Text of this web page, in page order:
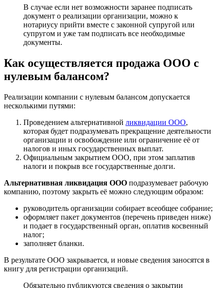
В случае если нет возможности заранее подписать
документ о реализации организации, можно к
нотариусу прийти вместе с законной супругой или
супругом и уже там подписать все необходимые
документы.
Как осуществляется продажа ООО с
нулевым балансом?
Реализации компании с нулевым балансом допускается
несколькими путями:
Проведением альтернативной ликвидации ООО,
которая будет подразумевать прекращение деятельности
организации и освобождение или ограничение её от
налогов и иных государственных выплат.
Официальным закрытием ООО, при этом заплатив
налоги и покрыв все государственные долги.
Альтернативная ликвидация ООО подразумевает рабочую
компанию, поэтому закрыть её можно следующим образом:
руководитель организации собирает всеобщее собрание;
оформляет пакет документов (перечень приведен ниже)
и подает в государственный орган, оплатив косвенный
налог;
заполняет бланки.
В результате ООО закрывается, и новые сведения заносятся в
книгу для регистрации организаций.
Обязательно публикуются сведения о закрытии